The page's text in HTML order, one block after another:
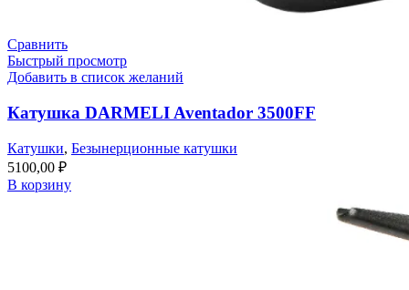
Сравнить
Быстрый просмотр
Добавить в список желаний
Катушка DARMELI Aventador 3500FF
Катушки, Безынерционные катушки
5100,00 ₽
В корзину